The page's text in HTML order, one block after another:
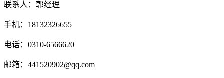
联系人：郭经理
手机：18132326655
电话：0310-6566620
邮箱：441520902@qq.com